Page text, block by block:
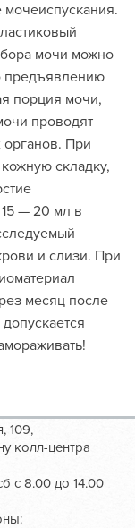
мочи можно
предъявлению
порция мочи,
проводят
При
складку,
15 — 20 мл в
и слизи. При
месяц после
109,
колл-центра
с 8.00 до 14.00